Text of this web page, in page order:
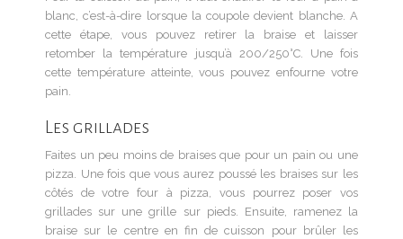
blanc, c’est-à-dire lorsque la coupole devient blanche. A
cette étape, vous pouvez retirer la braise et laisser
retomber la température jusqu’à 200/250°C. Une fois
cette température atteinte, vous pouvez enfourne votre
pain.
Les grillades
Faites un peu moins de braises que pour un pain ou une
pizza. Une fois que vous aurez poussé les braises sur les
côtés de votre four à pizza, vous pourrez poser vos
grillades sur une grille sur pieds. Ensuite, ramenez la
braise sur le centre en fin de cuisson pour brûler les